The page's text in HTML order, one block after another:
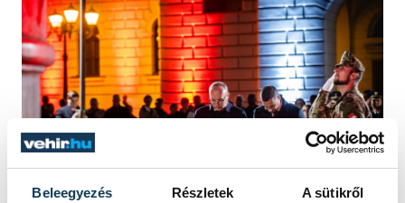
Beleegyezés Részletek A sütikről